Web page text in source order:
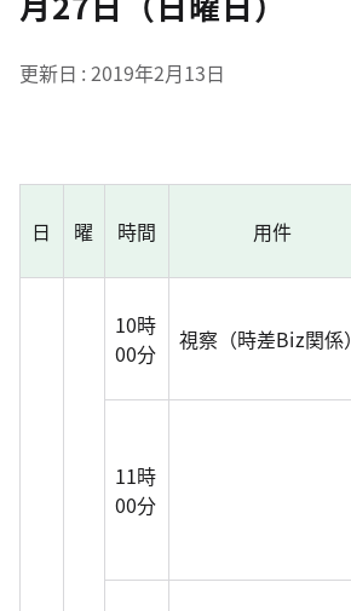
更新日 2019年2月13日
日 曜 時間 用件
10時
00分
視察（時差Biz関係）
11時
00分